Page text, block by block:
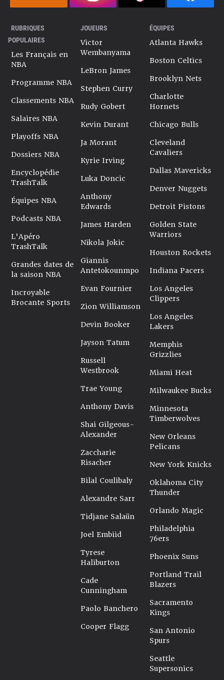
RUBRIQUES
POPULAIRES
Les Français en
NBA
Programme NBA
Classements NBA
Salaires NBA
Playoffs NBA
Dossiers NBA
Encyclopédie
TrashTalk
Équipes NBA
Podcasts NBA
L'Apéro
TrashTalk
Grandes dates de
la saison NBA
Incroyable
Brocante Sports
JOUEURS
Victor
Wembanyama
LeBron James
Stephen Curry
Rudy Gobert
Kevin Durant
Ja Morant
Kyrie Irving
Luka Doncic
Anthony
Edwards
James Harden
Nikola Jokic
Giannis
Antetokounmpo
Evan Fournier
Zion Williamson
Devin Booker
Jayson Tatum
Russell
Westbrook
Trae Young
Anthony Davis
Shai Gilgeous-
Alexander
Zaccharie
Risacher
Bilal Coulibaly
Alexandre Sarr
Tidjane Salaün
Joel Embiid
Tyrese
Haliburton
Cade
Cunningham
Paolo Banchero
Cooper Flagg
ÉQUIPES
Atlanta Hawks
Boston Celtics
Brooklyn Nets
Charlotte
Hornets
Chicago Bulls
Cleveland
Cavaliers
Dallas Mavericks
Denver Nuggets
Detroit Pistons
Golden State
Warriors
Houston Rockets
Indiana Pacers
Los Angeles
Clippers
Los Angeles
Lakers
Memphis
Grizzlies
Miami Heat
Milwaukee Bucks
Minnesota
Timberwolves
New Orleans
Pelicans
New York Knicks
Oklahoma City
Thunder
Orlando Magic
Philadelphia
76ers
Phoenix Suns
Portland Trail
Blazers
Sacramento
Kings
San Antonio
Spurs
Seattle
Supersonics